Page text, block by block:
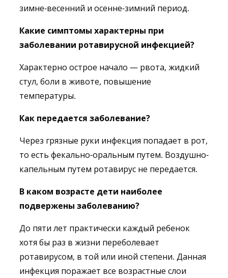
зимне-весенний и осенне-зимний период.
Какие симптомы характерны при
заболевании ротавирусной инфекцией?
Характерно острое начало — рвота, жидкий
стул, боли в животе, повышение
температуры.
Как передается заболевание?
Через грязные руки инфекция попадает в рот,
то есть фекально-оральным путем. Воздушно-
капельным путем ротавирус не передается.
В каком возрасте дети наиболее
подвержены заболеванию?
До пяти лет практически каждый ребенок
хотя бы раз в жизни переболевает
ротавирусом, в той или иной степени. Данная
инфекция поражает все возрастные слои